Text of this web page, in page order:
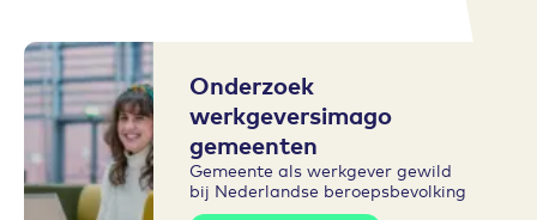
Onderzoek
werkgeversimago
gemeenten
Gemeente als werkgever gewild
bij Nederlandse beroepsbevolking